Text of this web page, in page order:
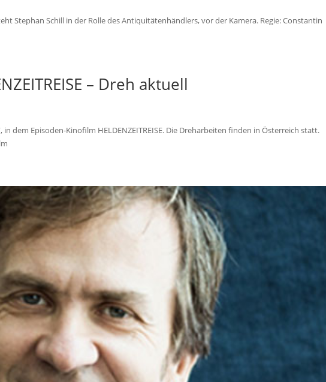
Stephan Schill in der Rolle des Antiquitätenhändlers, vor der Kamera. Regie: Constantin
– Dreh aktuell
dem Episoden-Kinofilm HELDENZEITREISE. Die Dreharbeiten finden in Österreich statt.